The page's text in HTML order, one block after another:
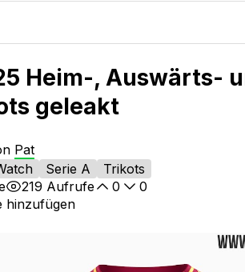
Heim-, Auswärts-
geleakt
Pat
Serie A
Trikots
219 Aufrufe 0
0
hinzufügen